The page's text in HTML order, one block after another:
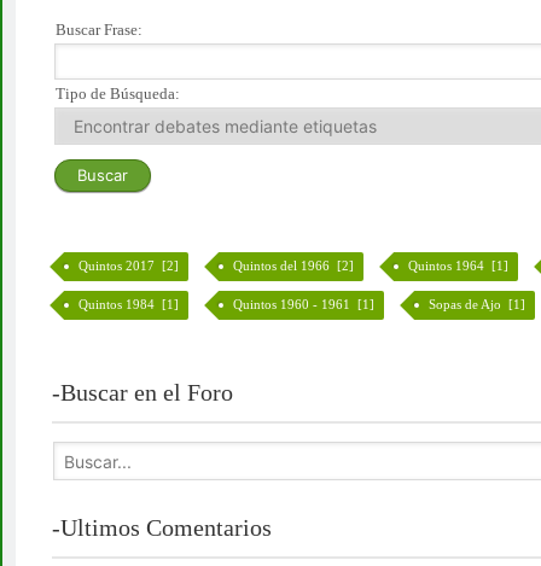
Buscar Frase:
Tipo de Búsqueda:
Quintos 2017 [2] Quintos del 1966 [2] Quintos 1964 [1]
Quintos 1984 [1] Quintos 1960 - 1961 [1] Sopas de Ajo [1]
-Buscar en el Foro
-Ultimos Comentarios